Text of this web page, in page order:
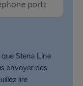
Stena Line
envoyer des
lire